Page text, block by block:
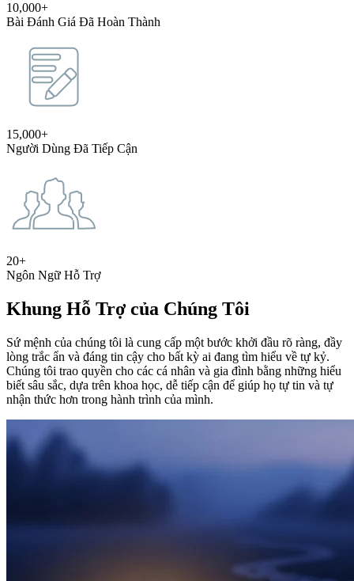
10,000+
Bài Đánh Giá Đã Hoàn Thành
15,000+
Người Dùng Đã Tiếp Cận
20+
Ngôn Ngữ Hỗ Trợ
Khung Hỗ Trợ của Chúng Tôi
Sứ mệnh của chúng tôi là cung cấp một bước khởi đầu rõ ràng, đầy
lòng trắc ẩn và đáng tin cậy cho bất kỳ ai đang tìm hiểu về tự kỷ.
Chúng tôi trao quyền cho các cá nhân và gia đình bằng những hiểu
biết sâu sắc, dựa trên khoa học, dễ tiếp cận để giúp họ tự tin và tự
nhận thức hơn trong hành trình của mình.